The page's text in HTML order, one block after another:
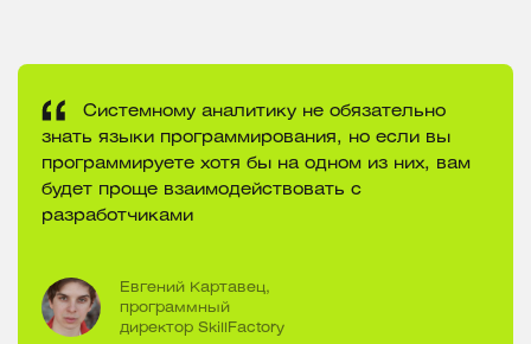
Системному аналитику не обязательно
знать языки программирования, но если вы
программируете хотя бы на одном из них, вам
будет проще взаимодействовать с
разработчиками
Евгений Картавец,
программный
директор SkillFactory